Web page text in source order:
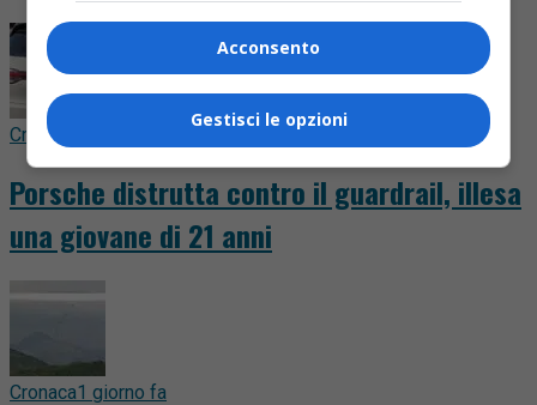
Cronaca
Porsche distrutta contro il guardrail, illesa
una giovane di 21 anni
Cronaca1 giorno fa
Acconsento
Gestisci le opzioni